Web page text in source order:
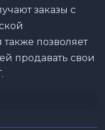
заказы с
позволяет
продавать свои